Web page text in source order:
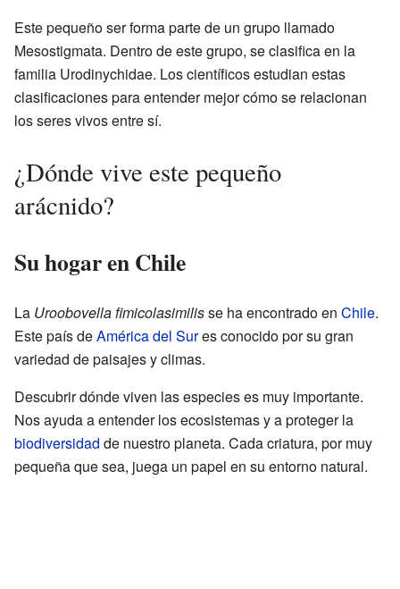
Este pequeño ser forma parte de un grupo llamado
Mesostigmata. Dentro de este grupo, se clasifica en la
familia Urodinychidae. Los científicos estudian estas
clasificaciones para entender mejor cómo se relacionan
los seres vivos entre sí.
¿Dónde vive este pequeño
arácnido?
Su hogar en Chile
La Uroobovella fimicolasimilisse ha encontrado en Chile.
Este país deAmérica del Sures conocido por su gran
variedad de paisajes y climas.
Descubrir dónde viven las especies es muy importante.
Nos ayuda a entender los ecosistemas y a proteger la
biodiversidad de nuestro planeta. Cada criatura, por muy
pequeña que sea, juega un papel en su entorno natural.